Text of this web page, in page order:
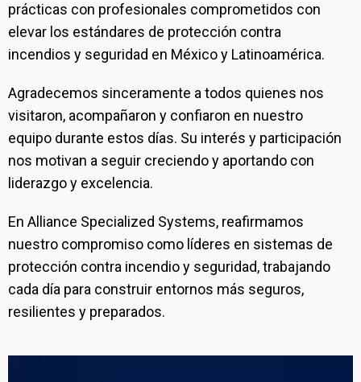
prácticas con profesionales comprometidos con
elevar los estándares de protección contra
incendios y seguridad en México y Latinoamérica.
Agradecemos sinceramente a todos quienes nos
visitaron, acompañaron y confiaron en nuestro
equipo durante estos días. Su interés y participación
nos motivan a seguir creciendo y aportando con
liderazgo y excelencia.
En Alliance Specialized Systems, reafirmamos
nuestro compromiso como líderes en sistemas de
protección contra incendio y seguridad, trabajando
cada día para construir entornos más seguros,
resilientes y preparados.